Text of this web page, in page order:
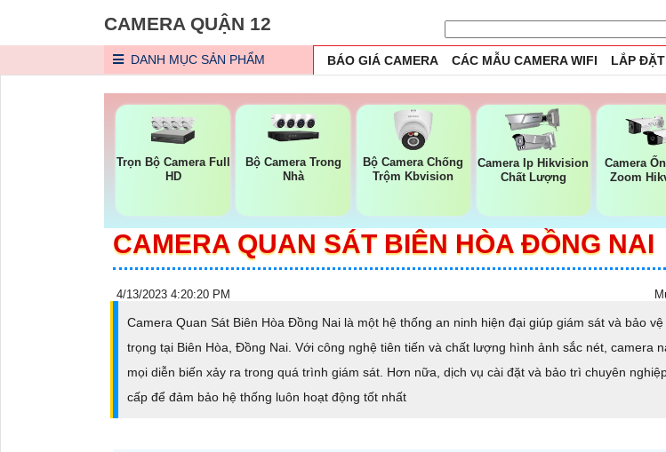
CAMERA QUẬN 12
DANH MỤC SẢN PHẨM BÁO GIÁ CAMERA CÁC MẪU CAMERA WIFI LẮP
Trọn Bộ Camera Full
HD
Bộ Camera Trong
Nhà
Bộ Camera Chống
Trộm Kbvision
Camera Ip Hikvision
Chất Lượng
Camera
Zoom
CAMERA QUAN SÁT BIÊN HÒA ĐỒNG NAI
4/13/2023 4:20:20 PM
Camera Quan Sát Biên Hòa Đồng Nai là một hệ thống an ninh hiện đại giúp giám sát và bảo
trọng tại Biên Hòa, Đồng Nai. Với công nghệ tiên tiến và chất lượng hình ảnh sắc nét, camera
mọi diễn biến xảy ra trong quá trình giám sát. Hơn nữa, dịch vụ cài đặt và bảo trì chuyên
cấp để đảm bảo hệ thống luôn hoạt động tốt nhất